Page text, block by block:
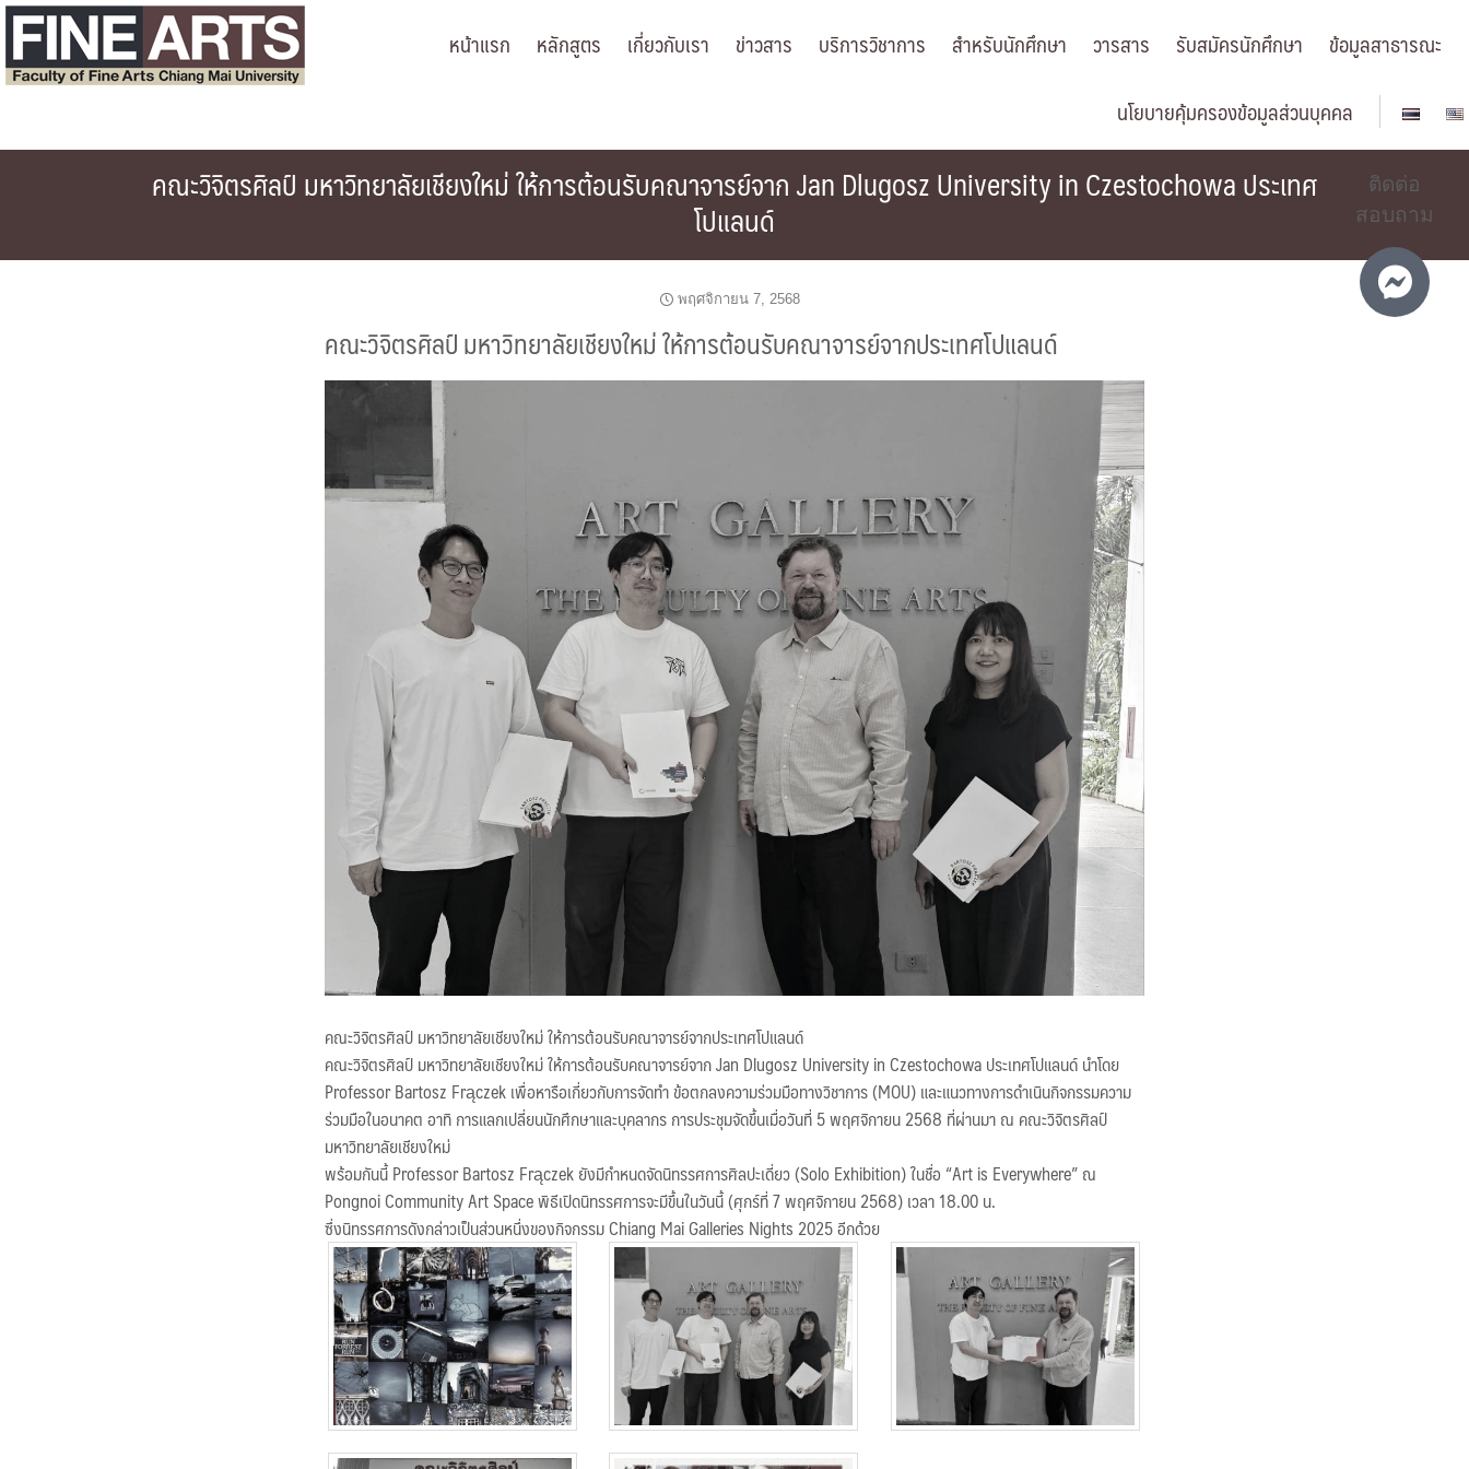
Skip
content
หน้าแรก หลักสูตร เกี่ยวกับเรา ข่าวสาร บริการวิชาการ สำหรับนักศึกษา วารสาร รับสมัครนักศึกษา
ข้อมูลสาธารณะ
นโยบายคุ้มครองข้อมูลส่วนบุคคล
คณะวิจิตรศิลป์ มหาวิทยาลัยเชียงใหม่ ให้การต้อนรับคณาจารย์จาก Jan Dlugosz University in Czestochowa ประเทศ
โปแลนด์
พฤศจิกายน 7, 2568
คณะวิจิตรศิลป์ มหาวิทยาลัยเชียงใหม่ ให้การต้อนรับคณาจารย์จากประเทศโปแลนด์
คณะวิจิตรศิลป์ มหาวิทยาลัยเชียงใหม่ ให้การต้อนรับคณาจารย์จากประเทศโปแลนด์
คณะวิจิตรศิลป์ มหาวิทยาลัยเชียงใหม่ ให้การต้อนรับคณาจารย์จาก Jan Dlugosz University in Czestochowa ประเทศโปแลนด์ นำโดย
Professor Bartosz Frączek เพื่อหารือเกี่ยวกับการจัดทำ ข้อตกลงความร่วมมือทางวิชาการ (MOU) และแนวทางการดำเนินกิจกรรมความ
ร่วมมือในอนาคต อาทิ การแลกเปลี่ยนนักศึกษาและบุคลากร การประชุมจัดขึ้นเมื่อวันที่ 5 พฤศจิกายน 2568 ที่ผ่านมา ณ คณะวิจิตรศิลป์
มหาวิทยาลัยเชียงใหม่
พร้อมกันนี้ Professor Bartosz Frączek ยังมีกำหนดจัดนิทรรศการศิลปะเดี่ยว (Solo Exhibition) ในชื่อ “Art is Everywhere” ณ
Pongnoi Community Art Space พิธีเปิดนิทรรศการจะมีขึ้นในวันนี้ (ศุกร์ที่ 7 พฤศจิกายน 2568) เวลา 18.00 น.
ซึ่งนิทรรศการดังกล่าวเป็นส่วนหนึ่งของกิจกรรม Chiang Mai Galleries Nights 2025 อีกด้วย
ติดต่อ
สอบถาม